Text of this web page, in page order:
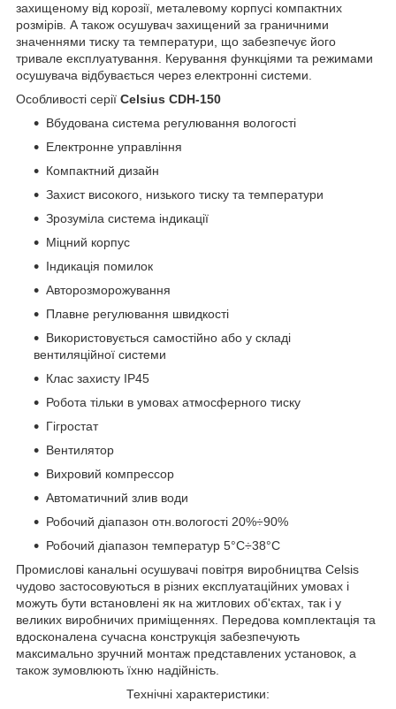
захищеному від корозії, металевому корпусі компактних
розмірів. А також осушувач захищений за граничними
значеннями тиску та температури, що забезпечує його
тривале експлуатування. Керування функціями та режимами
осушувача відбувається через електронні системи.
Особливості серії Celsius CDH-150
Вбудована система регулювання вологості
Електронне управління
Компактний дизайн
Захист високого, низького тиску та температури
Зрозуміла система індикації
Міцний корпус
Індикація помилок
Авторозморожування
Плавне регулювання швидкості
Використовується самостійно або у складі
вентиляційної системи
Клас захисту IP45
Робота тільки в умовах атмосферного тиску
Гігростат
Вентилятор
Вихровий компрессор
Автоматичний злив води
Робочий діапазон отн.вологості 20%÷90%
Робочий діапазон температур 5°С÷38°С
Промислові канальні осушувачі повітря виробництва Celsis
чудово застосовуються в різних експлуатаційних умовах і
можуть бути встановлені як на житлових об'єктах, так і у
великих виробничих приміщеннях. Передова комплектація та
вдосконалена сучасна конструкція забезпечують
максимально зручний монтаж представлених установок, а
також зумовлюють їхню надійність.
Технічні характеристики: